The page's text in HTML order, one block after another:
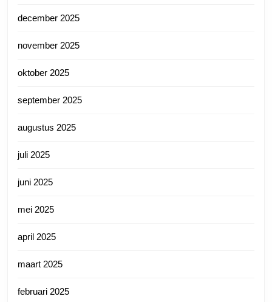
december 2025
november 2025
oktober 2025
september 2025
augustus 2025
juli 2025
juni 2025
mei 2025
april 2025
maart 2025
februari 2025